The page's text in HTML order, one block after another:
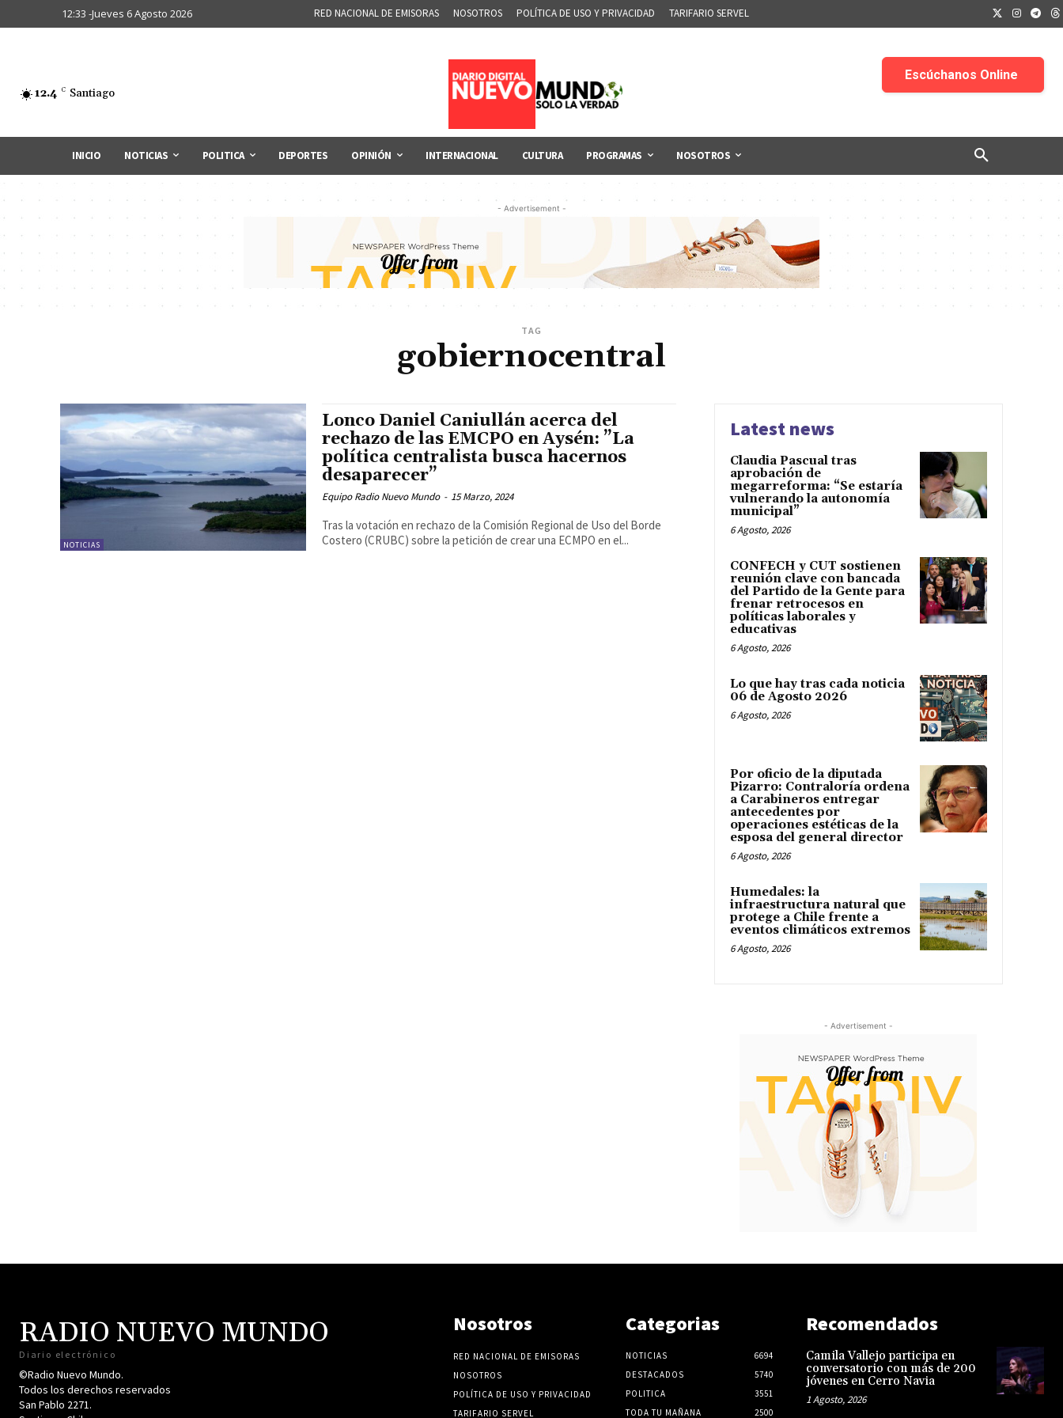
12:33 -Jueves 6 Agosto 2026 RED NACIONAL DE EMISORAS NOSOTROS POLÍTICA DE USO Y PRIVACIDAD TARIFARIO SERVEL
12.4 C Santiago
INICIO NOTICIAS POLITICA DEPORTES OPINIÓN INTERNACIONAL CULTURA PROGRAMAS NOSOTROS
- Advertisement -
TAG
gobiernocentral
NOTICIAS
Lonco Daniel Caniullán acerca del
rechazo de las EMCPO en Aysén: ”La
política centralista busca hacernos
desaparecer”
Equipo Radio Nuevo Mundo - 15 Marzo, 2024
Tras la votación en rechazo de la Comisión Regional de Uso del Borde
Costero (CRUBC) sobre la petición de crear una ECMPO en el...
Latest news
Claudia Pascual tras
aprobación de
megarreforma: “Se estaría
vulnerando la autonomía
municipal”
6 Agosto, 2026
CONFECH y CUT sostienen
reunión clave con bancada
del Partido de la Gente para
frenar retrocesos en
políticas laborales y
educativas
6 Agosto, 2026
Lo que hay tras cada noticia
06 de Agosto 2026
6 Agosto, 2026
Por oficio de la diputada
Pizarro: Contraloría ordena
a Carabineros entregar
antecedentes por
operaciones estéticas de la
esposa del general director
6 Agosto, 2026
Humedales: la
infraestructura natural que
protege a Chile frente a
eventos climáticos extremos
6 Agosto, 2026
- Advertisement -
RADIO NUEVO MUNDO
Diario electrónico
©Radio Nuevo Mundo.
Todos los derechos reservados
San Pablo 2271.
Nosotros
RED NACIONAL DE EMISORAS
NOSOTROS
POLÍTICA DE USO Y PRIVACIDAD
TARIFARIO SERVEL
Categorias
NOTICIAS
6694
DESTACADOS
5740
POLITICA
3551
TODA TU MAÑANA
2500
Recomendados
Camila Vallejo participa en
conversatorio con más de 200
jóvenes en Cerro Navia
1 Agosto, 2026